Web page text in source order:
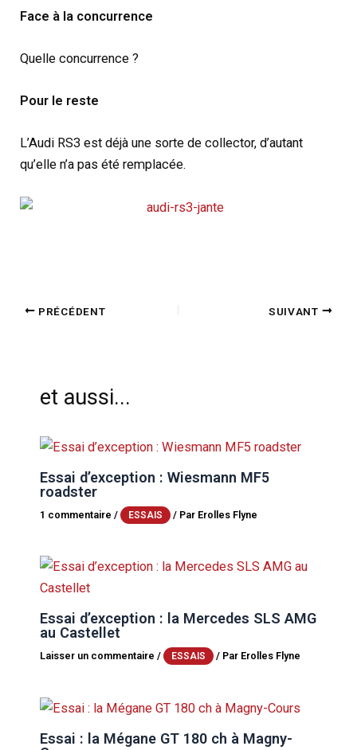
Face à la concurrence
Quelle concurrence ?
Pour le reste
L’Audi RS3 est déjà une sorte de collector, d’autant
qu’elle n’a pas été remplacée.
PRÉCÉDENT SUIVANT
et aussi...
Essai d’exception : Wiesmann MF5
roadster
1 commentaire / ESSAIS / Par Erolles Flyne
Essai d’exception : la Mercedes SLS AMG
au Castellet
Laisser un commentaire / ESSAIS / Par Erolles Flyne
Essai : la Mégane GT 180 ch à Magny-